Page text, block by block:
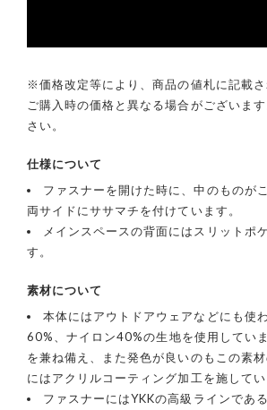
※価格改定等により、商品の値札に記載さ
ご購入時の価格と異なる場合がございま
さい。
仕様について
ファスナーを開けた時に、中のものが
両サイドにササマチを付けています。
メインスペースの背面にはスリットポ
す。
素材について
本体にはアウトドアウェアなどにも使
60%、ナイロン40%の生地を使用してい
を兼ね備え、また発色が良いのもこの素
にはアクリルコーティング加工を施してい
ファスナーにはYKKの高級ラインであ